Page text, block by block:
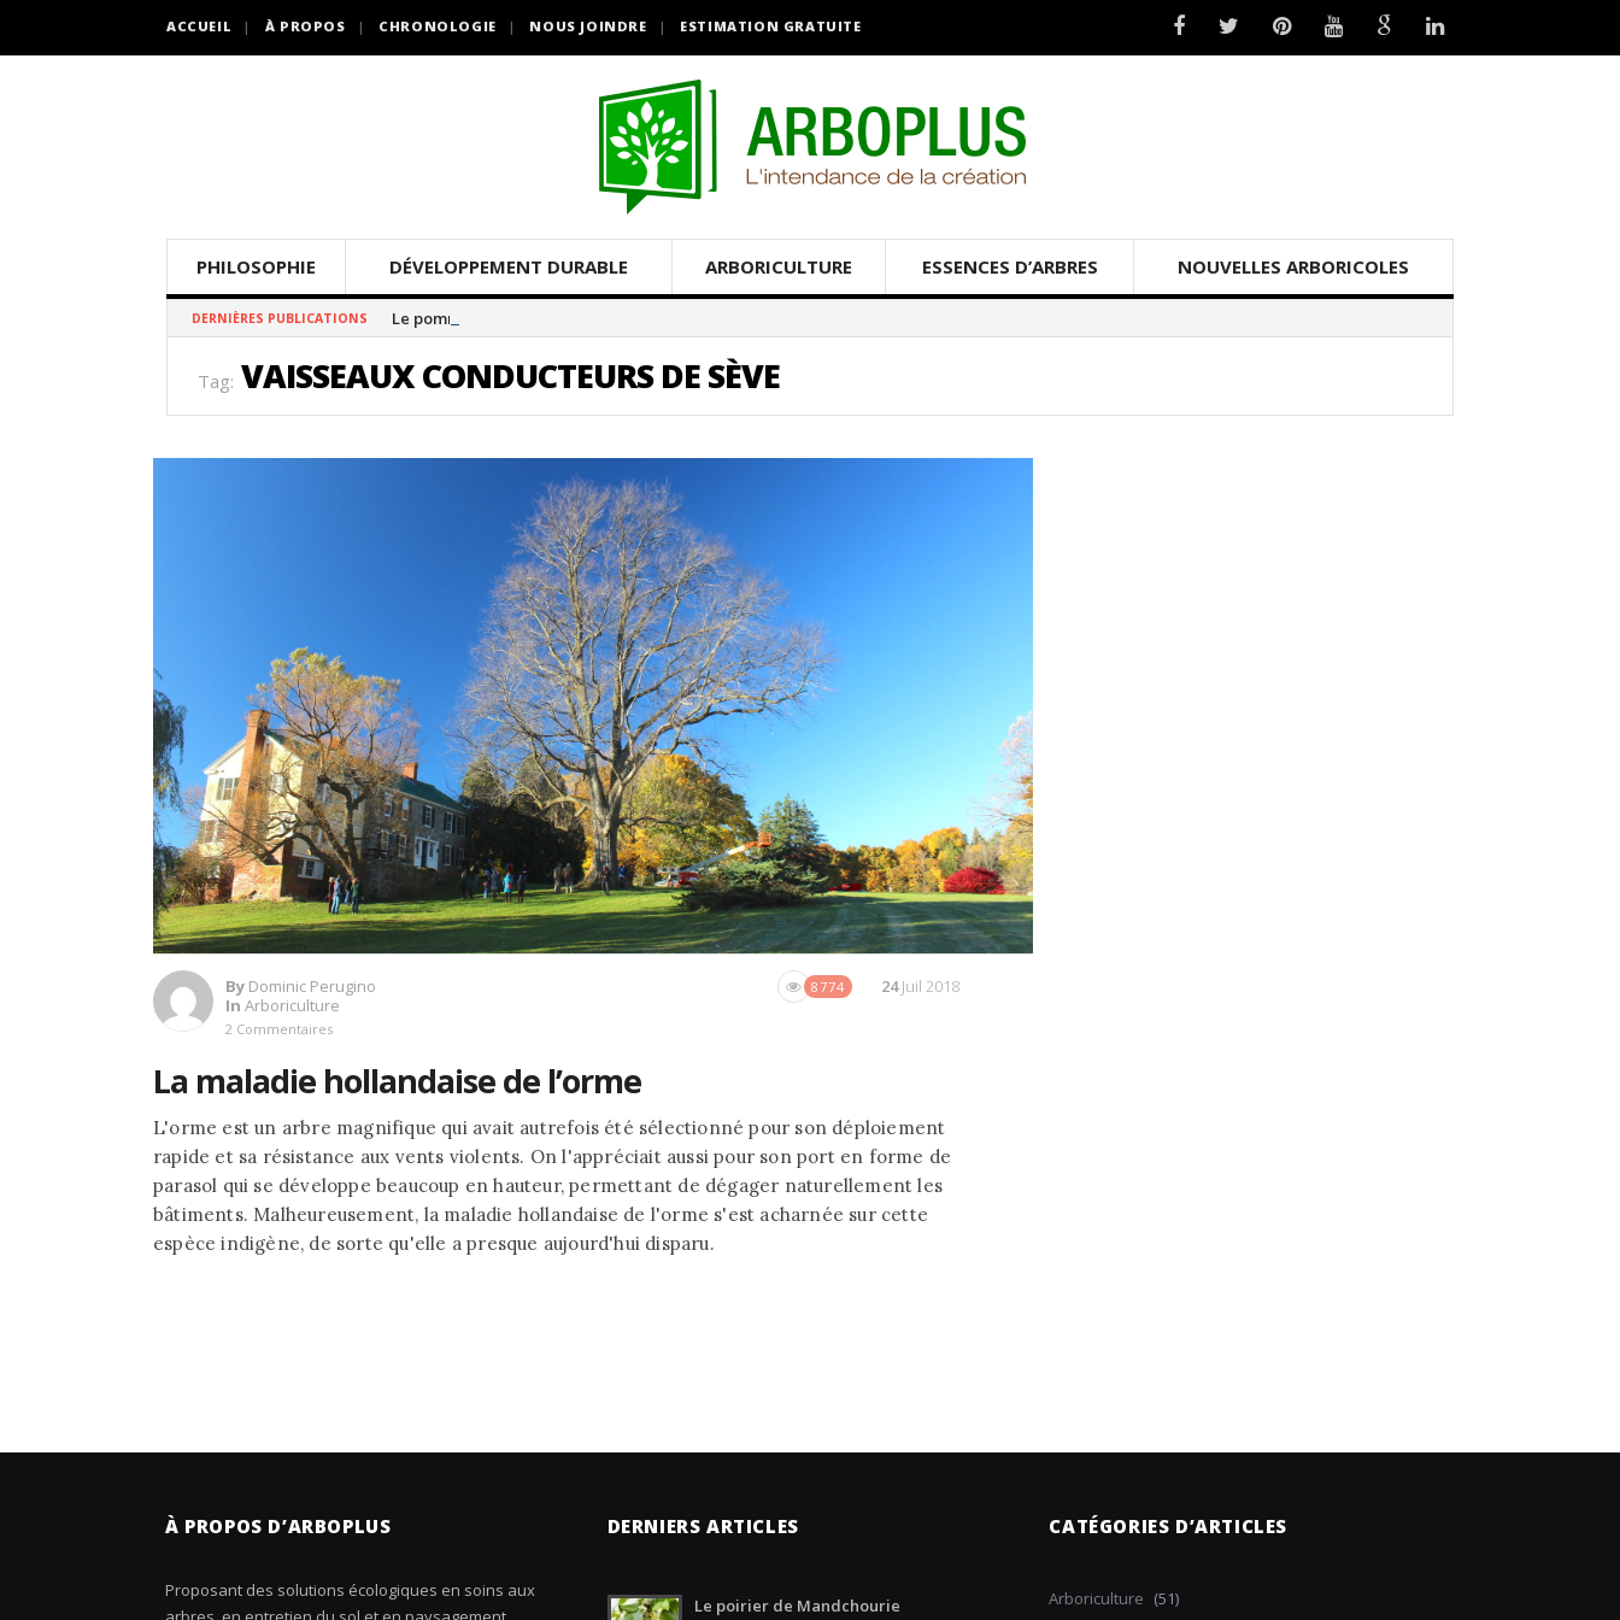
ACCUEIL À PROPOS CHRONOLOGIE NOUS JOINDRE ESTIMATION GRATUITE
PHILOSOPHIE DÉVELOPPEMENT DURABLE ARBORICULTURE ESSENCES D’ARBRES NOUVELLES ARBORICOLES
DERNIÈRES PUBLICATIONS Le pommier thé
Tag: VAISSEAUX CONDUCTEURS DE SÈVE
By Dominic Perugino
In Arboriculture
2 Commentaires
8774 24Juil 2018
La maladie hollandaise de l’orme
L'orme est un arbre magnifique qui avait autrefois été sélectionné pour son déploiement
rapide et sa résistance aux vents violents. On l'appréciait aussi pour son port en forme de
parasol qui se développe beaucoup en hauteur, permettant de dégager naturellement les
bâtiments. Malheureusement, la maladie hollandaise de l'orme s'est acharnée sur cette
espèce indigène, de sorte qu'elle a presque aujourd'hui disparu.
À PROPOS D’ARBOPLUS
Proposant des solutions écologiques en soins aux
DERNIERS ARTICLES
Le poirier de Mandchourie
CATÉGORIES D’ARTICLES
Arboriculture (51)